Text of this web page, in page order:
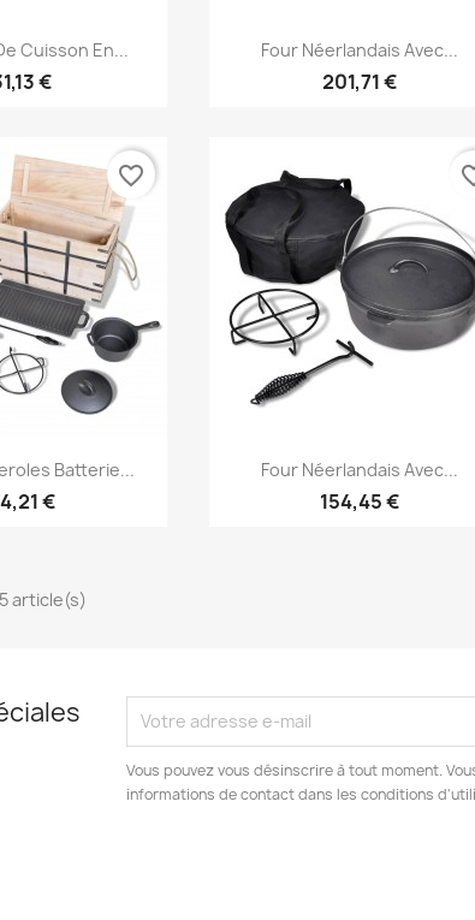
rapide
Cuisson En...
€
Aperçu rapide
Four Néerlandais Avec...
201,71 €
rapide
Batterie...
€
favorite_border
Aperçu rapide
Four Néerlandais Avec...
154,45 €
article(s)
Vous pouvez vous désinscrire à tout moment.
informations de contact dans les conditions